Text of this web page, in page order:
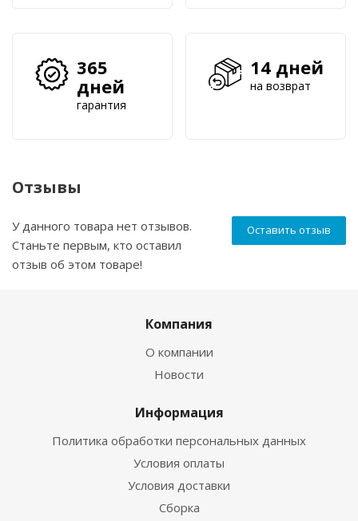
365
дней
гарантия
14 дней
на возврат
Отзывы
Оставить отзыв
У данного товара нет отзывов.
Станьте первым, кто оставил
отзыв об этом товаре!
Компания
О компании
Новости
Информация
Политика обработки персональных данных
Условия оплаты
Условия доставки
Сборка